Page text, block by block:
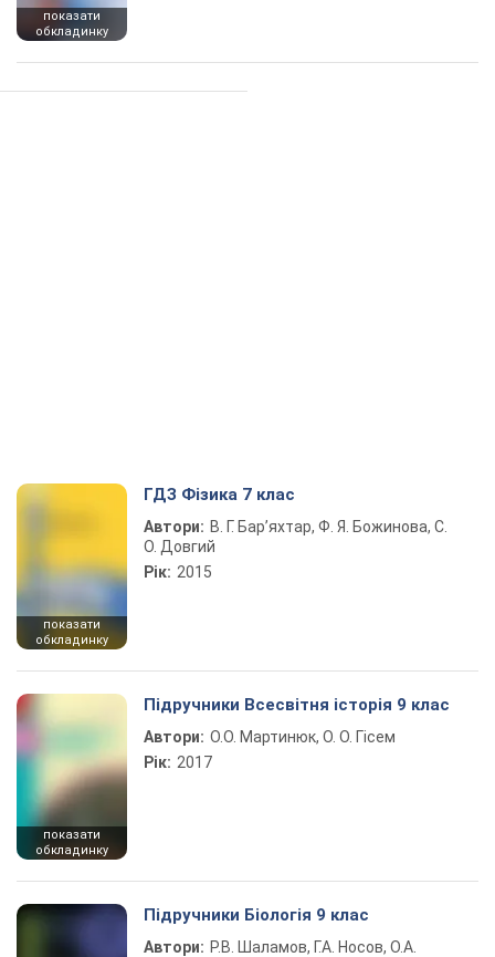
показати
обкладинку
показати
обкладинку
ГДЗ Фізика 7 клас
Автори: В. Г. Бар’яхтар, Ф. Я. Божинова, С.
О. Довгий
Рік: 2015
показати
обкладинку
Підручники Всесвітня історія 9 клас
Автори: О.О. Мартинюк, О. О. Гісем
Рік: 2017
Підручники Біологія 9 клас
Автори: Р.В. Шаламов, Г.А. Носов, О.А.